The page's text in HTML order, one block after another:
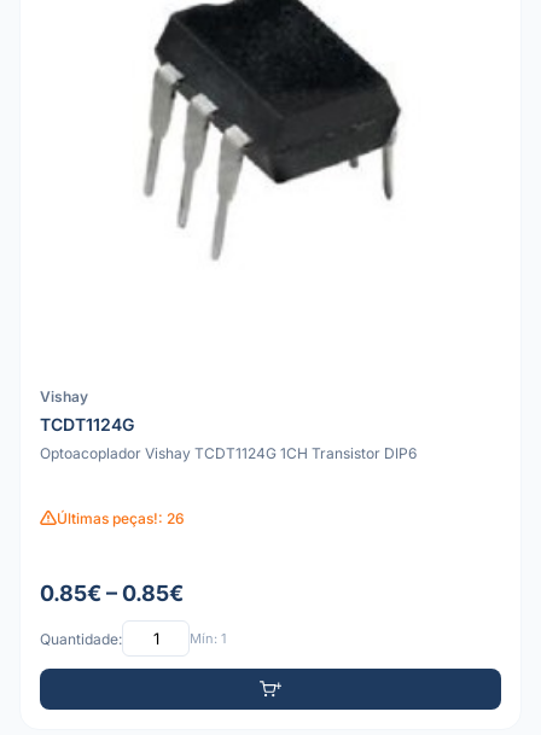
Vishay
TCDT1124G
Optoacoplador Vishay TCDT1124G 1CH Transistor DIP6
Últimas peças!: 26
0.85€ – 0.85€
Quantidade: Mín: 1